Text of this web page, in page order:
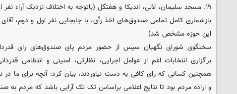
۱۹. مسجد سلیمان، لالی، اندیکا و هفتگل (باتوجه به اختلاف نزدیک آراء
بازشماری کامل تمامی صندوق‌های اخذ رأی، با جابجایی نفر اول و دوم،
این حوزه مشخص شد)
سخنگوی شورای نگهبان سپس از حضور مردم پای صندوق‌های رای
برگزاری انتخابات اعم از عوامل اجرایی، نظارتی، امنیتی و انتظامی
همچنین کسانی که رای کافی به دست نیاوردند، بیان کرد: آنچه برای ما در
و اراده مردم بود تا نتایج اعلامی براساس تک تک آرایی باشد که مردم به